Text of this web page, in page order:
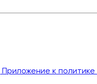
Приложение к